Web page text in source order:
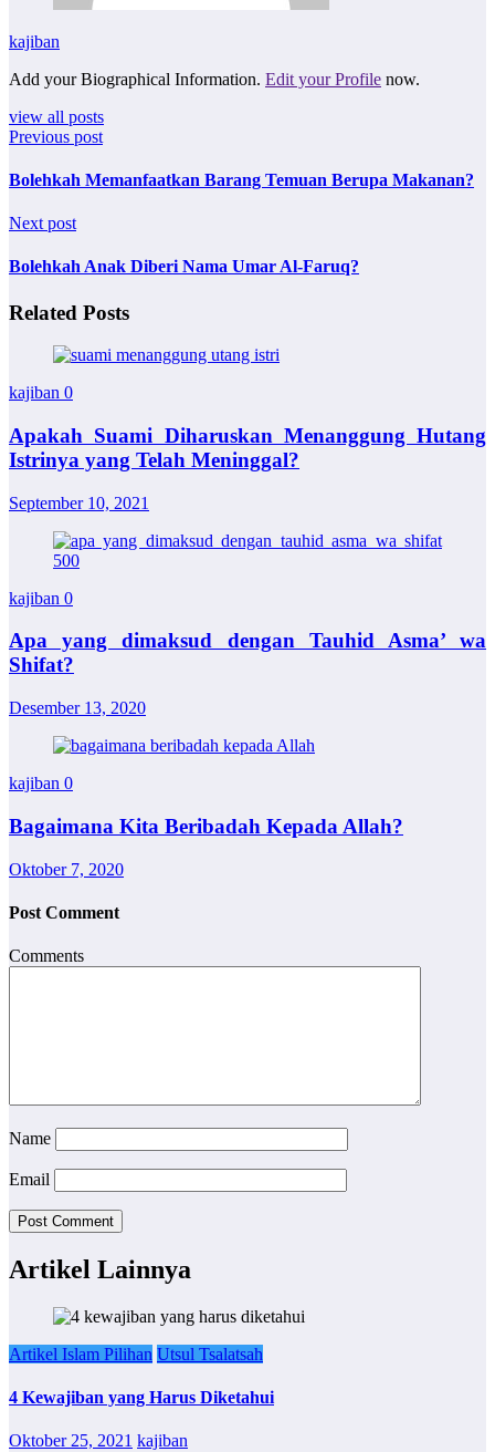
kajiban
Add your Biographical Information. Edit your Profile now.
view all posts
Previous post
Bolehkah Memanfaatkan Barang Temuan Berupa Makanan?
Next post
Bolehkah Anak Diberi Nama Umar Al-Faruq?
Related Posts
kajiban 0
Apakah Suami Diharuskan Menanggung Hutang
Istrinya yang Telah Meninggal?
September 10, 2021
kajiban 0
Apa yang dimaksud dengan Tauhid Asma’ wa
Shifat?
Desember 13, 2020
kajiban 0
Bagaimana Kita Beribadah Kepada Allah?
Oktober 7, 2020
Post Comment
Comments
Name
Email
Artikel Lainnya
Artikel Islam Pilihan Utsul Tsalatsah
4 Kewajiban yang Harus Diketahui
Oktober 25, 2021 kajiban